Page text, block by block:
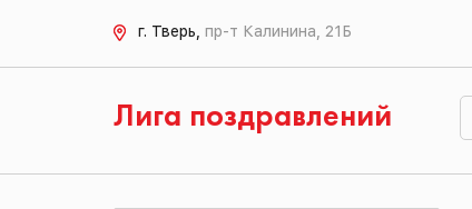
г. Тверь, пр-т Калинина, 21Б
Лига поздравлений